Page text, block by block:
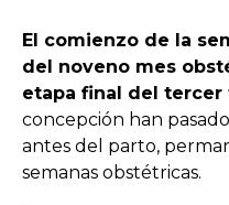
El comienzo de la
del noveno mes
etapa final del tercer
concepción han
antes del parto,
semanas obstétricas.